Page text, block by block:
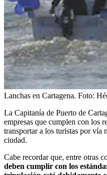
Lanchas en Cartagena. Foto:
La Capitanía de Puerto de
empresas que cumplen con los
transportar a los turistas por vía
ciudad.
Cabe recordar que, entre otras
deben cumplir con los